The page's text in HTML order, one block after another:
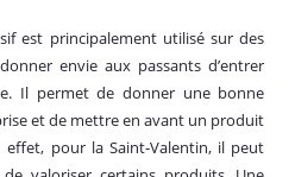
est principalement utilisé sur des
envie aux passants d’entrer
Il permet de donner une bonne
et de mettre en avant un produit
pour la Saint-Valentin, il peut